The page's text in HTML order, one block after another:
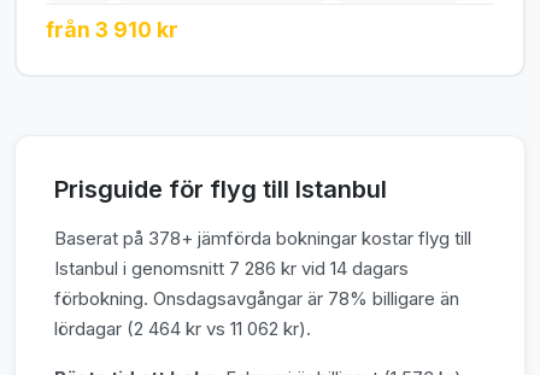
från 3 910 kr
Prisguide för flyg till Istanbul
Baserat på 378+ jämförda bokningar kostar flyg till
Istanbul i genomsnitt 7 286 kr vid 14 dagars
förbokning. Onsdagsavgångar är 78% billigare än
lördagar (2 464 kr vs 11 062 kr).